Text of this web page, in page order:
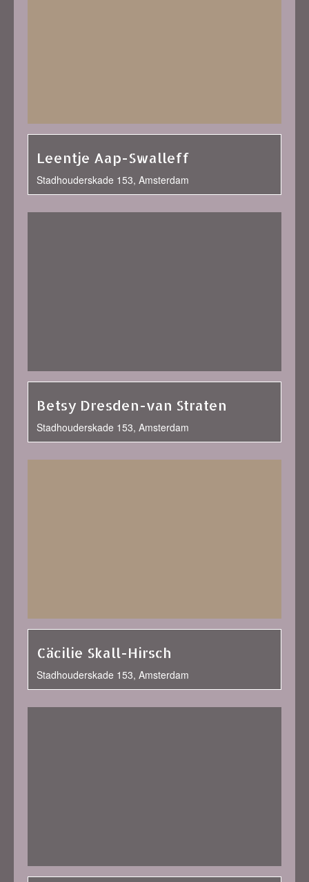
Leentje Aap-Swalleff
Stadhouderskade 153, Amsterdam
Betsy Dresden-van Straten
Stadhouderskade 153, Amsterdam
Cäcilie Skall-Hirsch
Stadhouderskade 153, Amsterdam